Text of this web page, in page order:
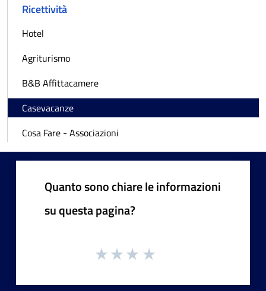
Ricettività
Hotel
Agriturismo
B&B Affittacamere
Casevacanze
Cosa Fare - Associazioni
Quanto sono chiare le informazioni
su questa pagina?